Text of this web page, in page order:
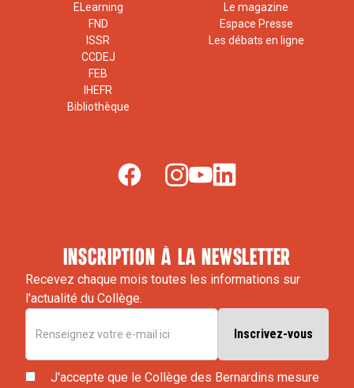
ELearning
FND
ISSR
CCDEJ
FEB
IHEFR
Bibliothèque
Le magazine
Espace Presse
Les débats en ligne
inscription à la newsletter
Recevez chaque mois toutes les informations sur
l'actualité du Collège.
J'accepte que le Collège des Bernardins mesure